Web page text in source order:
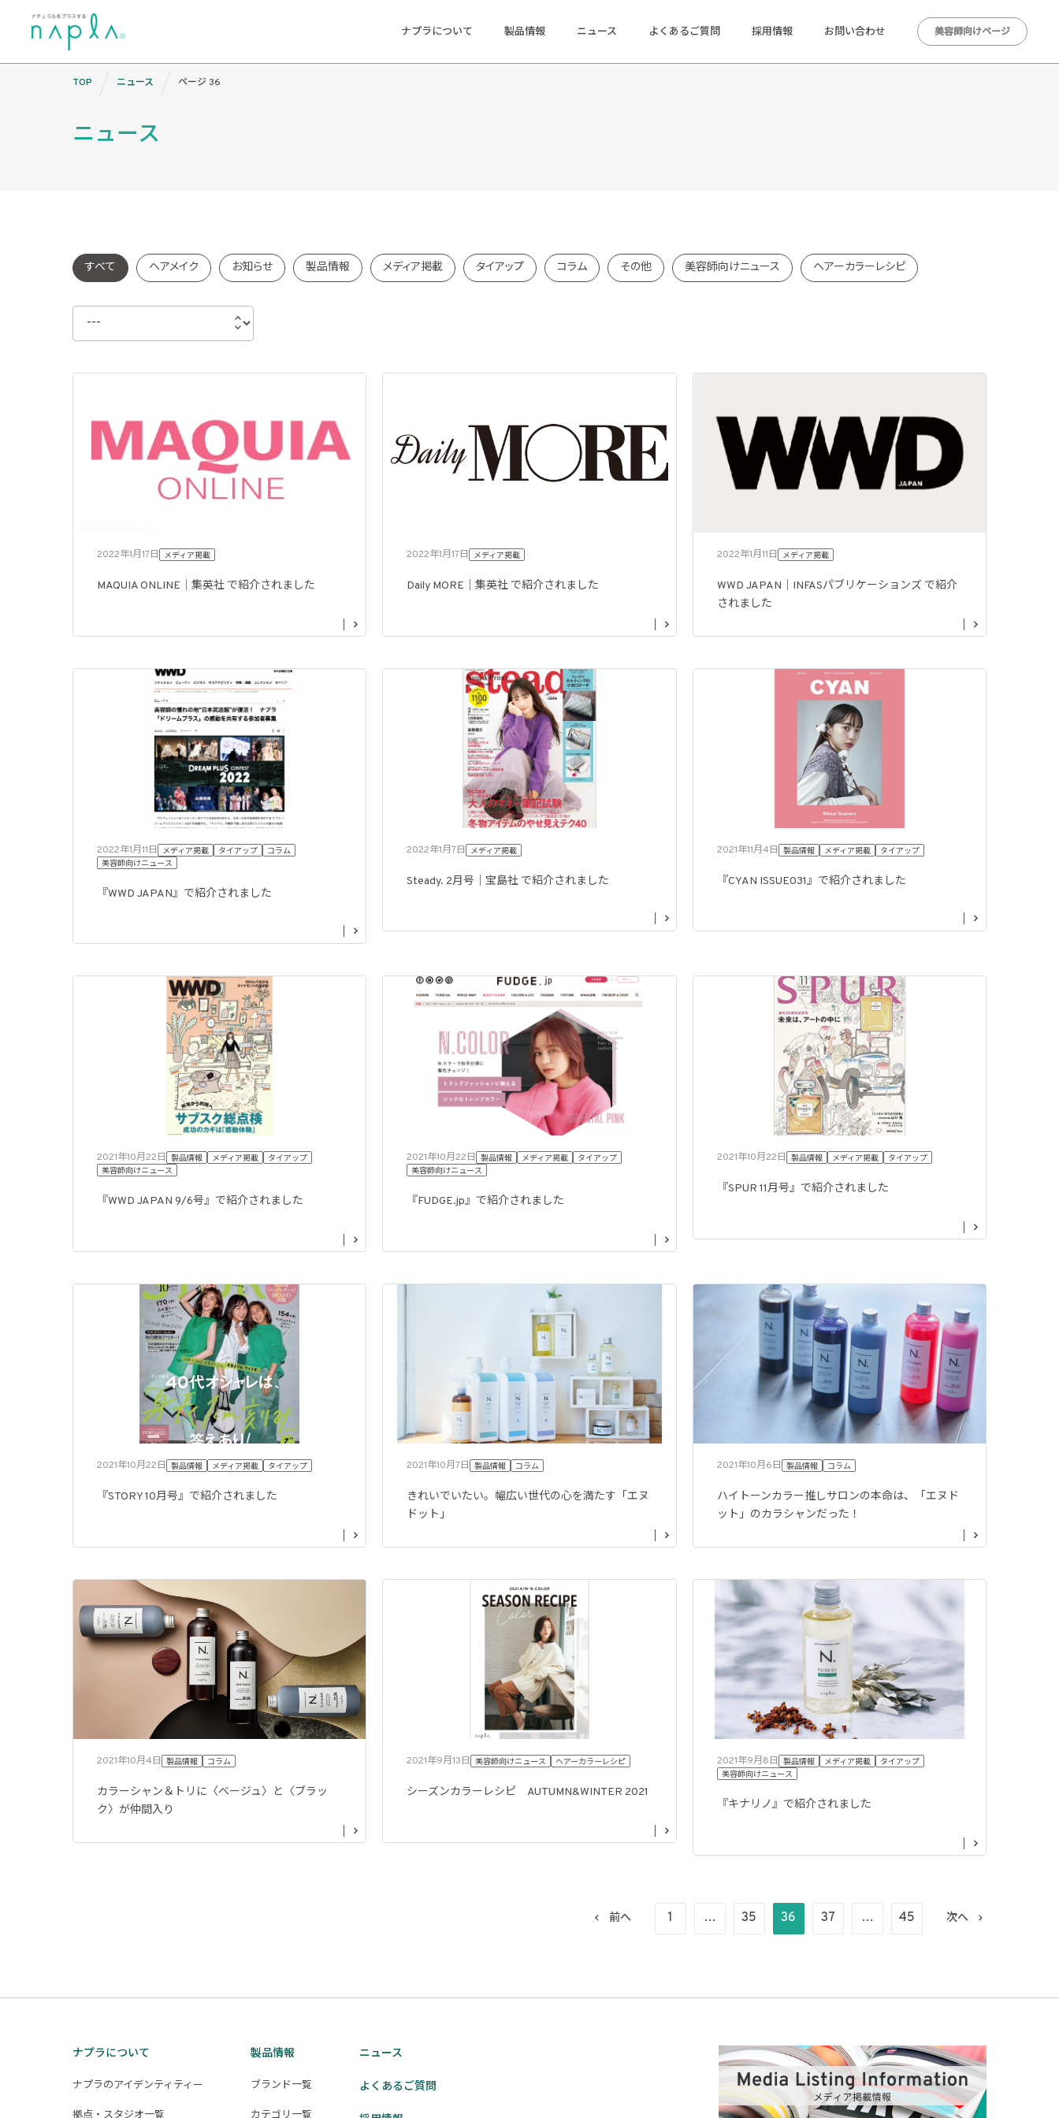
ナプラについて 製品情報 ニュース よくあるご質問 採用情報 お問い合わせ 美容師向けページ
ニュース
すべて ヘアメイク お知らせ 製品情報 メディア掲載 タイアップ コラム その他 美容師向けニュース ヘアーカラーレシピ
2022年1月17日 メディア掲載
MAQUIA ONLINE｜集英社 で紹介されました
2022年1月17日 メディア掲載
Daily MORE｜集英社 で紹介されました
2022年1月11日 メディア掲載
WWD JAPAN｜INFASパブリケーションズ で紹介
されました
2022年1月11日 メディア掲載 タイアップ
コラム
美容師向けニュース
『WWD JAPAN』で紹介されました
2022年1月7日 メディア掲載
Steady. 2月号｜宝島社 で紹介されました
2021年11月4日 製品情報 メディア掲載 タイアップ
『CYAN ISSUE031』で紹介されました
2021年10月22日 製品情報 メディア掲載
タイアップ
美容師向けニュース
『WWD JAPAN 9/6号』で紹介されました
2021年10月22日 製品情報 メディア掲載
タイアップ
美容師向けニュース
『FUDGE.jp』で紹介されました
2021年10月22日 製品情報 メディア掲載 タイアップ
『SPUR 11月号』で紹介されました
2021年10月22日 製品情報 メディア掲載 タイアップ
『STORY 10月号』で紹介されました
2021年10月7日 製品情報 コラム
きれいでいたい。幅広い世代の心を満たす「エヌ
ドット」
2021年10月6日 製品情報 コラム
ハイトーンカラー推しサロンの本命は、「エヌド
ット」のカラシャンだった！
2021年10月4日 製品情報 コラム
カラーシャン＆トリに〈ベージュ〉と〈ブラッ
ク〉が仲間入り
2021年9月13日 美容師向けニュース ヘアーカラーレシピ
シーズンカラーレシピ AUTUMN&WINTER 2021
2021年9月8日 製品情報 メディア掲載
タイアップ
美容師向けニュース
『キナリノ』で紹介されました
ペ
ジ
り
前へ 1 … 35 36 37 … 45 次へ
TOP ニュース ページ 36
ナプラについて
ナプラのアイデンティティー
拠点・スタジオ一覧
製品情報
ブランド一覧
カテゴリ一覧
ニュース
よくあるご質問